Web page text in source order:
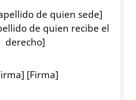
de quien sede]
de quien recibe el
derecho]
[Firma]